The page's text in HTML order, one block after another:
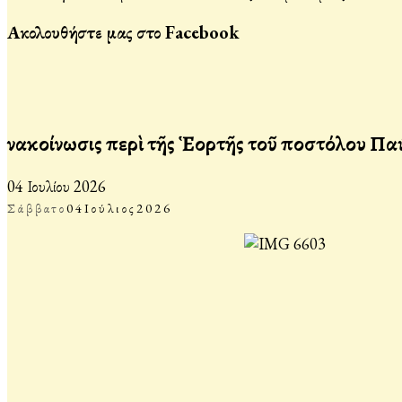
Ακολουθήστε μας στο Facebook
Ἀνακοίνωσις περὶ τῆς Ἑορτῆς τοῦ Ἀποστόλου
04 Ιουλίου 2026
Σάββατο04Ιούλιος2026